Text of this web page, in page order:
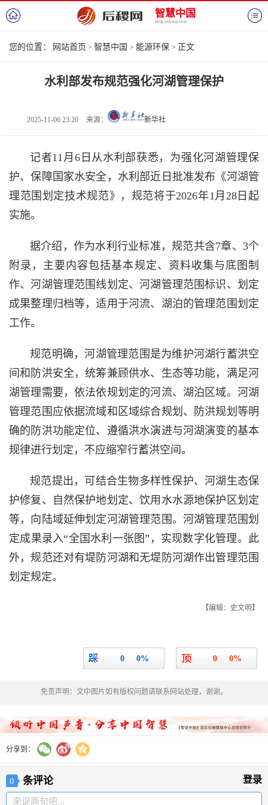
智慧中国
zhzg.cnhouji.com
您的位置： 网站首页 > 智慧中国 > 能源环保 > 正文
水利部发布规范强化河湖管理保护
2025-11-06 23:20 来源： 新华社
记者11月6日从水利部获悉，为强化河湖管理保
护、保障国家水安全，水利部近日批准发布《河湖管
理范围划定技术规范》，规范将于2026年1月28日起
实施。
据介绍，作为水利行业标准，规范共含7章、3个
附录，主要内容包括基本规定、资料收集与底图制
作、河湖管理范围线划定、河湖管理范围标识、划定
成果整理归档等，适用于河流、湖泊的管理范围划定
工作。
规范明确，河湖管理范围是为维护河湖行蓄洪空
间和防洪安全，统筹兼顾供水、生态等功能，满足河
湖管理需要，依法依规划定的河流、湖泊区域。河湖
管理范围应依据流域和区域综合规划、防洪规划等明
确的防洪功能定位、遵循洪水演进与河湖演变的基本
规律进行划定，不应缩窄行蓄洪空间。
规范提出，可结合生物多样性保护、河湖生态保
护修复、自然保护地划定、饮用水水源地保护区划定
等，向陆域延伸划定河湖管理范围。河湖管理范围划
定成果录入“全国水利一张图”，实现数字化管理。此
外，规范还对有堤防河湖和无堤防河湖作出管理范围
划定规定。
【编辑：史文明】
0 0%
0 0%
免责声明：文中图片如有版权问题请联系网站处理，谢谢。
分享到：
0 条评论 登录
来说两句吧...